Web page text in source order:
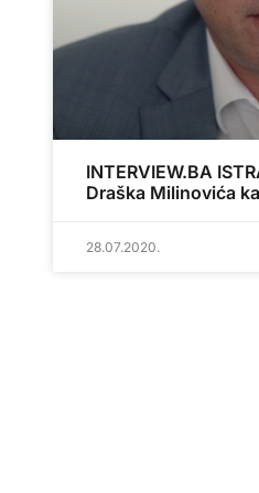
INTERVIEW.BA
Draška Milinovića
28.07.2020.